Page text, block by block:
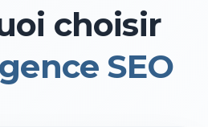
choisir
SEO